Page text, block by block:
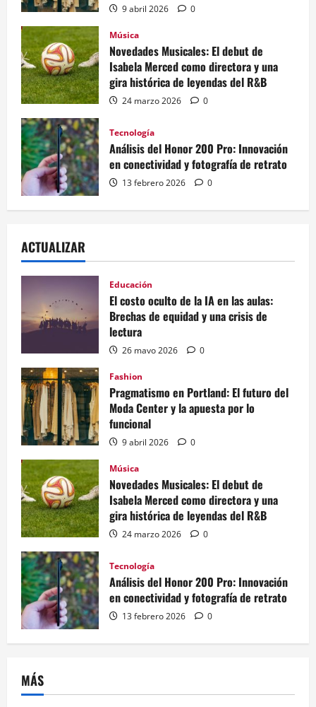
9 abril 2026 0
Música
Novedades Musicales: El debut de
Isabela Merced como directora y una
gira histórica de leyendas del R&B
24 marzo 2026 0
Tecnología
Análisis del Honor 200 Pro: Innovación
en conectividad y fotografía de retrato
13 febrero 2026 0
ACTUALIZAR
Educación
El costo oculto de la IA en las aulas:
Brechas de equidad y una crisis de
lectura
26 mayo 2026 0
Fashion
Pragmatismo en Portland: El futuro del
Moda Center y la apuesta por lo
funcional
9 abril 2026 0
Música
Novedades Musicales: El debut de
Isabela Merced como directora y una
gira histórica de leyendas del R&B
24 marzo 2026 0
Tecnología
Análisis del Honor 200 Pro: Innovación
en conectividad y fotografía de retrato
13 febrero 2026 0
MÁS